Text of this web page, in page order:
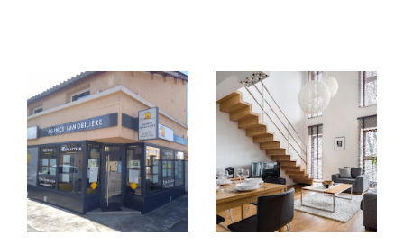
Vendre avec justesse, au bon moment
et au bon prix
Vous avez un bien à vendre àSaint-Priest
Saint-Bonnet-de-Mure ou dans les
communes avoisinantes ? LeCabinet
Immobilier Diffusion CID
vous accompagne
de l’estimation à la signature de l’acte